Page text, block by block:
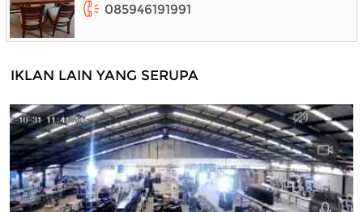
085946191991
IKLAN LAIN YANG SERUPA